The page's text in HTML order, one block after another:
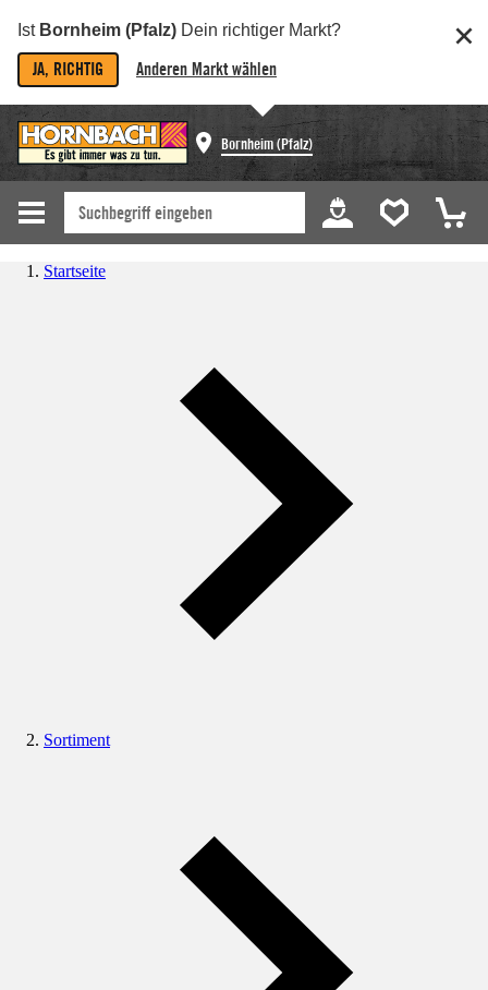
Ist Bornheim (Pfalz) Dein richtiger Markt?
JA, RICHTIG Anderen Markt wählen
Bornheim (Pfalz)
Startseite
Sortiment